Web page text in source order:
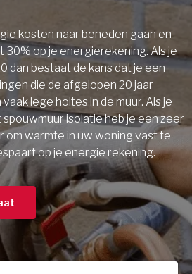
kosten naar beneden gaan en
30% op je energierekening. Als je
dan bestaat de kans dat je een
die de afgelopen 20 jaar
lege holtes in de muur. Als je
isolatie heb je een zeer
warmte in uw woning vast te
op je energie rekening.